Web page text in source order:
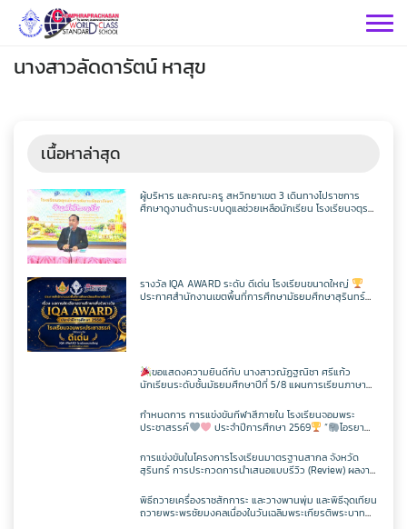
Skip
กลุ่มบริหารวิชาการ
เฟสบุคกลุ่มงานฯ
เว็บไซต์กลุ่มงานฯ
กลุ่มบริหารทั่วไป
เฟสบุคกลุ่มงานฯ
เว็บไซต์กลุ่มงานฯ
กลุ่มบริหารงานบุคคล
เฟสบุคกลุ่มงานฯ
กลุ่มบริหารงบประมาณ
เว็บไซต์กลุ่มงานฯ
กลุ่มสาระฯ
วิทยาศาสตร์
เฟสบุคกลุ่มสาระฯ
เว็บไซต์กลุ่มสาระฯ
คณิตศาสตร์
เฟสบุคกลุ่มสาระฯ
เว็บไซต์กลุ่มสาระฯ
ตารางเรียน/สอน
ต่างประเทศ
เฟสบุคกลุ่มสาระฯ
เว็บไซต์กลุ่มสาระฯ
ภาษาไทย
เฟสบุคกลุ่มสาระฯ
สังคมศึกษาฯ
กลุ่มงาน
คำสั่งโรงเรียน
ประชาสัมพันธ์ CPS
กิจกรรม CPS
ToBeNumberOne
วิชาวิทยาการคำนวณ
ครูเเชิด ชูตาลัด
นางสาวลัดดารัตน์ หาสุข
เนื้อหาล่าสุด
ผู้บริหาร และคณะครู สหวิทยาเขต 3 เดินทางไปราชการ
ศึกษาดูงานด้านระบบดูแลช่วยเหลือนักเรียน โรงเรียนจตุร
รางวัล IQA AWARD ระดับ ดีเด่น โรงเรียนขนาดใหญ่
ประกาศสำนักงานเขตพื้นที่การศึกษามัธยมศึกษาสุรินทร์
ขอแสดงความยินดีกับ นางสาวณัฏฐณิชา ศรีแก้ว
นักเรียนระดับชั้นมัธยมศึกษาปีที่ 5/8 แผนการเรียนภาษา
สอบวัดระดับความรู้ภาษาจีน HSK 2
กำหนดการ การแข่งขันกีฬาสีภายใน โรงเรียนจอมพระ
ประชาสรรค์
ประจำปีการศึกษา 2569 “
ไอรยา
การแข่งขันในโครงการโรงเรียนมาตรฐานสากล จังหวัด
สุรินทร์ การประกวดการนำเสนอแบบรีวิว (Review) ผลงาน
(Independent Study : IS) ผ่านช่องทางสื่อสังคมออนไลน์
ระดับเขตพื้นที่การศึกษา ประจำปี 2569
พิธีถวายเครื่องราชสักการะ และวางพานพุ่ม และพิธีจุดเทียน
ถวายพระพรชัยมงคลเนื่องในวันเฉลิมพระเกียรติพระบาท